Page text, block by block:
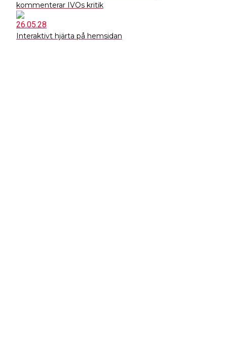
kommenterar IVOs kritik
26.05.28
Interaktivt hjärta på hemsidan